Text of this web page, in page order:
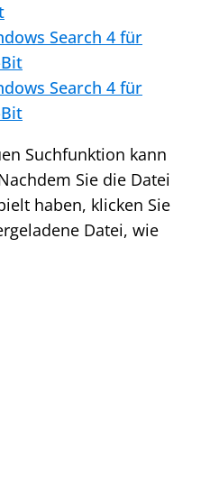
Search 4 für
Search 4 für
Suchfunktion kann
Sie die Datei
haben, klicken Sie
Datei, wie